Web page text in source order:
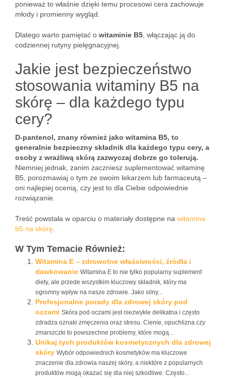
ponieważ to właśnie dzięki temu procesowi cera zachowuje
młody i promienny wygląd.
Dlatego warto pamiętać o witaminie B5 , włączając ją do
codziennej rutyny pielęgnacyjnej.
Jakie jest bezpieczeństwo
stosowania witaminy B5 na
skórę – dla każdego typu
cery?
D-pantenol, znany również jako witamina B5, to
generalnie bezpieczny składnik dla każdego typu cery, a
osoby z wrażliwą skórą zazwyczaj dobrze go tolerują.
Niemniej jednak, zanim zaczniesz suplementować witaminę
B5, porozmawiaj o tym ze swoim lekarzem lub farmaceutą –
oni najlepiej ocenią, czy jest to dla Ciebie odpowiednie
rozwiązanie.
Treść powstała w oparciu o materiały dostępne na witamina
b5 na skórę
W Tym Temacie Również:
Witamina E – zdrowotne właściwości, źródła i
dawkowanie Witamina E to nie tylko popularny suplement
diety, ale przede wszystkim kluczowy składnik, który ma
ogromny wpływ na nasze zdrowie. Jako silny...
Profesjonalne porady dla zdrowej skóry pod
oczami Skóra pod oczami jest niezwykle delikatna i często
zdradza oznaki zmęczenia oraz stresu. Cienie, opuchlizna czy
zmarszczki to powszechne problemy, które mogą...
Unikaj tych produktów kosmetycznych dla zdrowej
skóry Wybór odpowiednich kosmetyków ma kluczowe
znaczenie dla zdrowia naszej skóry, a niektóre z popularnych
produktów mogą okazać się dla niej szkodliwe. Często...